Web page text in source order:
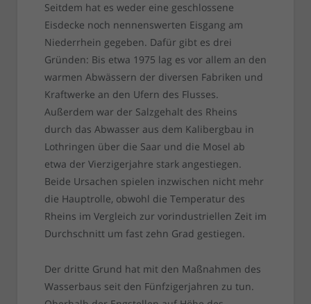
Seitdem hat es weder eine geschlossene
Eisdecke noch nennenswerten Eisgang am
Niederrhein gegeben. Dafür gibt es drei
Gründen: Bis etwa 1975 lag es vor allem an den
warmen Abwässern der diversen Fabriken und
Kraftwerke an den Ufern des Flusses.
Außerdem war der Salzgehalt des Rheins
durch das Abwasser aus dem Kalibergbau in
Lothringen über die Saar und die Mosel ab
etwa der Vierzigerjahre stark angestiegen.
Beide Ursachen spielen inzwischen nicht mehr
die Hauptrolle, obwohl die Temperatur des
Rheins im Vergleich zur vorindustriellen Zeit im
Durchschnitt um fast zehn Grad gestiegen.
Der dritte Grund hat mit den Maßnahmen des
Wasserbaus seit den Fünfzigerjahren zu tun.